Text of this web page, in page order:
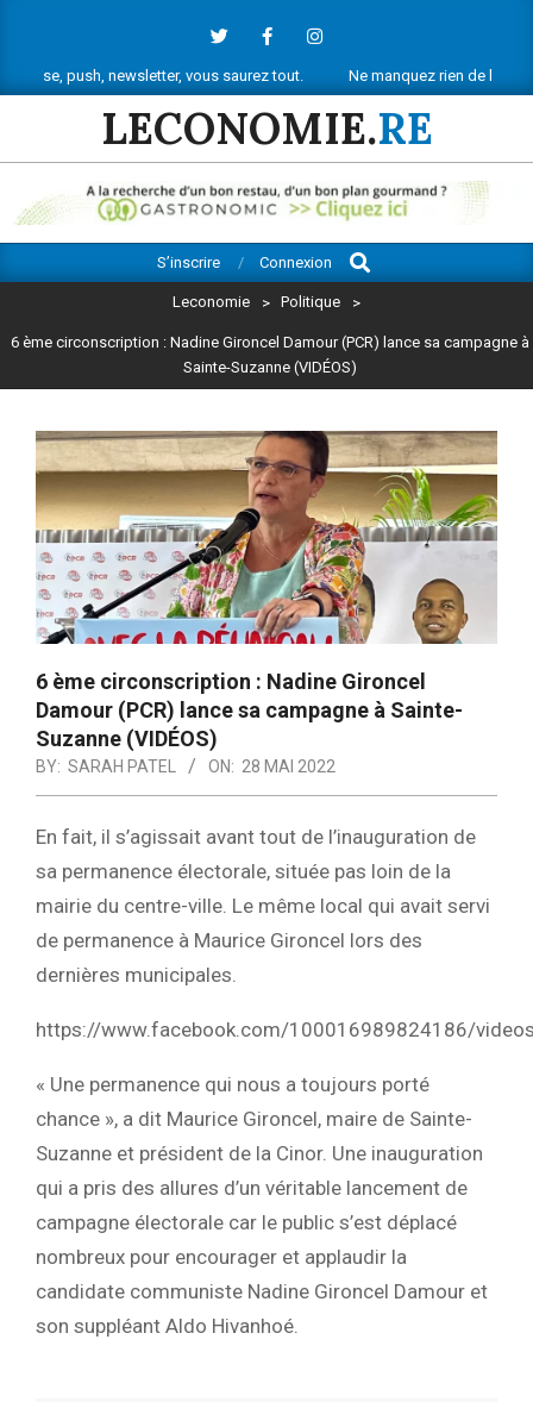
contentnewsletter, vous saurez tout. Ne manquez rien de l’actu
LECONOMIE.RE
Navigation
S’inscrire Connexion
Search
Leconomie > Politique >
6 ème circonscription : Nadine Gironcel Damour (PCR) lance sa campagne à
Sainte-Suzanne (VIDÉOS)
6 ème circonscription : Nadine Gironcel
Damour (PCR) lance sa campagne à Sainte-
Suzanne (VIDÉOS)
BY: SARAH PATEL ON: 28 MAI 2022
En fait, il s’agissait avant tout de l’inauguration de
sa permanence électorale, située pas loin de la
mairie du centre-ville. Le même local qui avait servi
de permanence à Maurice Gironcel lors des
dernières municipales.
https://www.facebook.com/100016989824186/
« Une permanence qui nous a toujours porté
chance », a dit Maurice Gironcel, maire de Sainte-
Suzanne et président de la Cinor. Une inauguration
qui a pris des allures d’un véritable lancement de
campagne électorale car le public s’est déplacé
nombreux pour encourager et applaudir la
candidate communiste Nadine Gironcel Damour et
son suppléant Aldo Hivanhoé.